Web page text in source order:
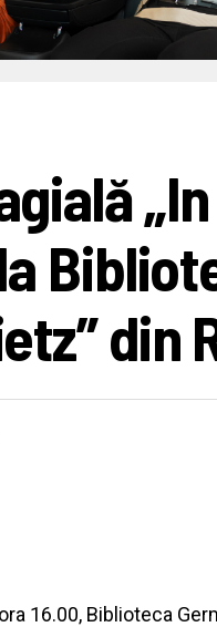
din
16.00, Biblioteca